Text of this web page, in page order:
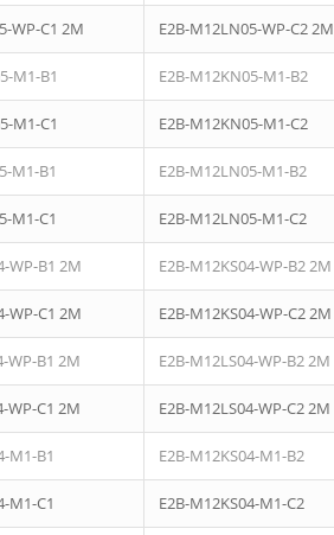
WP-C1 2M E2B-M12LN05-WP-C2 2M
M1-B1 E2B-M12KN05-M1-B2
M1-C1 E2B-M12KN05-M1-C2
M1-B1 E2B-M12LN05-M1-B2
M1-C1 E2B-M12LN05-M1-C2
WP-B1 2M E2B-M12KS04-WP-B2 2M
WP-C1 2M E2B-M12KS04-WP-C2 2M
WP-B1 2M E2B-M12LS04-WP-B2 2M
WP-C1 2M E2B-M12LS04-WP-C2 2M
M1-B1 E2B-M12KS04-M1-B2
M1-C1 E2B-M12KS04-M1-C2